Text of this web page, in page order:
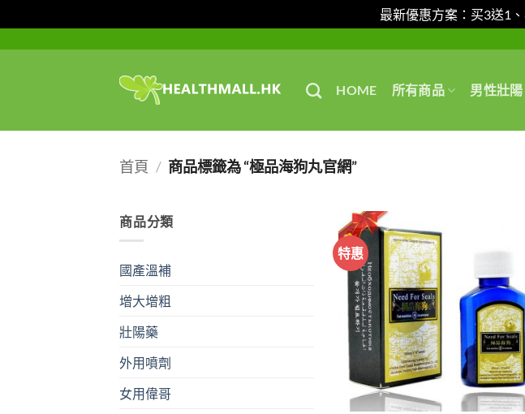
最新優惠方案：买3送1
HOME 所有商品 男性壯陽
首頁 / 商品標籤為 “極品海狗丸官網”
商品分類
國產溫補
增大增粗
壯陽藥
外用噴劑
女用偉哥
特惠
+